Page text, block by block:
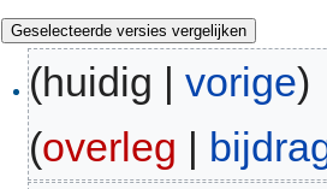
(huidig |vorige)
(overleg |